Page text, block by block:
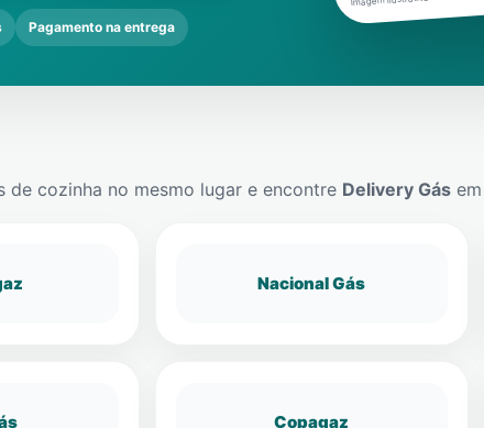
Pagamento na entrega
cozinha no mesmo lugar e encontre Delivery Gás
Nacional Gás
Copagaz